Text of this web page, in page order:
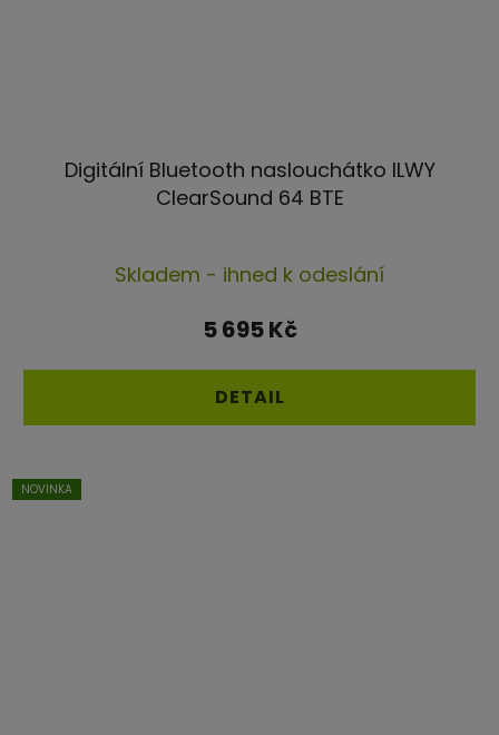
Digitální Bluetooth naslouchátko ILWY
ClearSound 64 BTE
Skladem - ihned k odeslání
5 695 Kč
DETAIL
NOVINKA